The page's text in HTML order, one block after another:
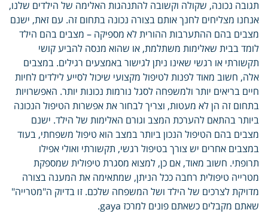
תגובה נכונה, שקולה וקשובה להתנהגות האלימה של הילדים שלנו,
אנחנו מצליחים לחנך אותם בצורה נכונה בתחום זה. עם זאת, ישנם
מצבים בהם ההתערבות ההורית לא מספיקה – מצבים בהם הילד
לומד בבית שאלימות משתלמת, או שהוא מנסה להביע קושי
תקשורתי או רגשי שאינו ניתן לגישור באמצעים רגילים. במצבים
אלה, חשוב מאוד לפנות לטיפול מקצועי שיכול לסייע לילדים לחיות
חיים בריאים יותר ולמשפחה לסגל נורמות נכונות יותר. האפשרויות
בתחום זה הן לא מעטות, וצריך לבחור את אפשרות הטיפול הנכונה
ביותר בהתאם להערכת המצב וגורם האלימות של הילד. ישנם
מצבים בהם הטיפול הנכון ביותר במצב הוא טיפול משפחתי, בעוד
במצבים אחרים יש צורך בטיפול רגשי, תקשורתי ואולי אפילו
תרופתי. חשוב מאוד, אם כן, למצוא מסגרת טיפולית שמספקת
מטרייה טיפולית רחבה ככל הניתן, שמתאימה את המענה בצורה
מדויקת לצרכים של הילד ושל המשפחה שלכם. זו בדיוק ה"מטרייה"
שאתם מקבלים כשאתם פונים למרכז gaya.